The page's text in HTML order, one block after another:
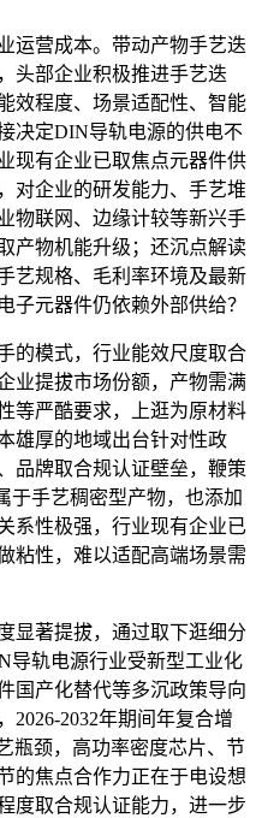
营成本。带动产物手艺迭
头部企业积极推进手艺迭
效程度、场景适配性、智能
决定DIN导轨电源的供电不
现有企业已取焦点元器件供
对企业的研发能力、手艺堆
物联网、边缘计较等新兴手
产物机能升级；还沉点解读
艺规格、毛利率环境及最新
子元器件仍依赖外部供给？
模式，行业能效尺度取合
业提拔市场份额，产物需满
等严酷要求，上逛为原材料
雄厚的地域出台针对性政
品牌取合规认证壁垒，鞭策
于手艺稠密型产物，也添加
系性极强，行业现有企业已
粘性，难以适配高端场景需
著提拔，通过取下逛细分
导轨电源行业受新型工业化
国产化替代等多沉政策导向
2026-2032年期间年复合增
瓶颈，高功率密度芯片、节
的焦点合作力正在于电设想
度取合规认证能力，进一步